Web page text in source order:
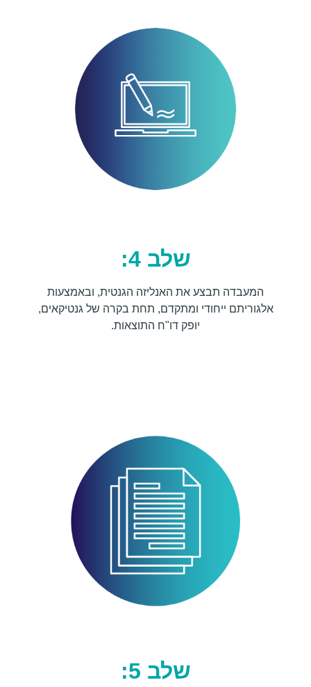
שלב 4:
המעבדה תבצע את האנליזה הגנטית, ובאמצעות
אלגוריתם ייחודי ומתקדם, תחת בקרה של גנטיקאים,
יופק דו"ח התוצאות.
שלב 5: